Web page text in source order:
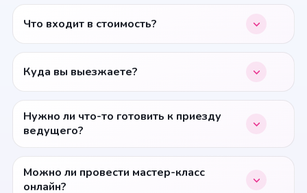
Что входит в стоимость?
Куда вы выезжаете?
Нужно ли что-то готовить к приезду
ведущего?
Можно ли провести мастер-класс
онлайн?